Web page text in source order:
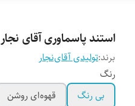
استند پاسماوری آقای نجار
برند:تولیدی آقای‌نجار
رنگ
بی رنگ
قهوه‌ای روشن